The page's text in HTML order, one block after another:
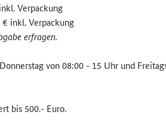
Verpackung
inkl. Verpackung
erfragen.
von 08:00 - 15 Uhr und
bis 500.- Euro.